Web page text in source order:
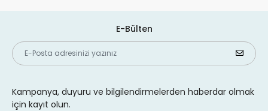
E-Bülten
Kampanya, duyuru ve bilgilendirmelerden haberdar olmak
için kayıt olun.